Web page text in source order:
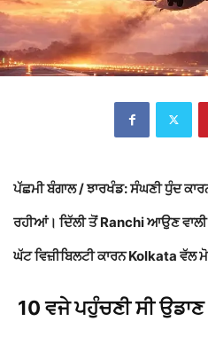
ਪੱਛਮੀ ਬੰਗਾਲ / ਝਾਰਖੰਡ:ਸੰਘਣੀ ਧੁੰਦ
ਰਹੀਆਂ। ਦਿੱਲੀ ਤੋਂRanchiਆਉਣ ਵਾਲੀ
ਘੱਟ ਵਿਜ਼ੀਬਿਲਟੀ ਕਾਰਨKolkataਵੱਲ
10 ਵਜੇ ਪਹੁੰਚਣੀ ਸੀ ਉਡਾਣ